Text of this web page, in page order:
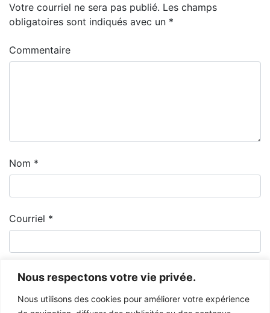
Nous respectons votre vie privée.
Nous utilisons des cookies pour améliorer votre expérience
Votre courriel ne sera pas publié. Les champs
obligatoires sont indiqués avec un *
Commentaire
Nom *
Courriel *